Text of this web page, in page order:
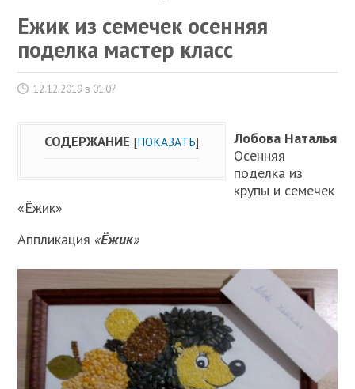
Ежик из семечек осенняя
поделка мастер класс
12.12.2019 в 01:07
СОДЕРЖАНИЕ [ПОКАЗАТЬ]
Лобова Наталья
Осенняя
поделка из
крупы и семечек
«Ёжик»
Аппликация«Ёжик»